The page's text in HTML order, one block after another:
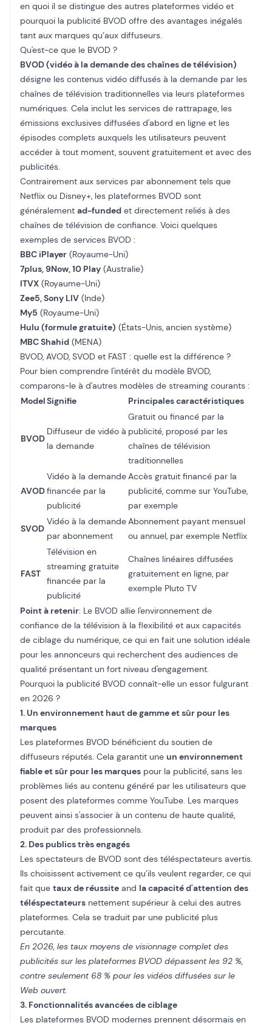
en quoi il se distingue des autres plateformes vidéo et
pourquoi la publicité BVOD offre des avantages inégalés
tant aux marques qu’aux diffuseurs.
Qu'est-ce que le BVOD ?
BVOD (vidéo à la demande des chaînes de télévision)
désigne les contenus vidéo diffusés à la demande par les
chaînes de télévision traditionnelles via leurs plateformes
numériques. Cela inclut les services de rattrapage, les
émissions exclusives diffusées d'abord en ligne et les
épisodes complets auxquels les utilisateurs peuvent
accéder à tout moment, souvent gratuitement et avec des
publicités.
Contrairement aux services par abonnement tels que
Netflix ou Disney+, les plateformes BVOD sont
généralement ad-funded et directement reliés à des
chaînes de télévision de confiance. Voici quelques
exemples de services BVOD :
BBC iPlayer (Royaume-Uni)
7plus, 9Now, 10 Play (Australie)
ITVX (Royaume-Uni)
Zee5, Sony LIV (Inde)
My5 (Royaume-Uni)
Hulu (formule gratuite) (États-Unis, ancien système)
MBC Shahid (MENA)
BVOD, AVOD, SVOD et FAST : quelle est la différence ?
Pour bien comprendre l'intérêt du modèle BVOD,
comparons-le à d'autres modèles de streaming courants :
ModelSignifie Principales caractéristiques
BVOD
Diffuseur de vidéo à
la demande
Gratuit ou financé par la
publicité, proposé par les
chaînes de télévision
traditionnelles
AVOD
Vidéo à la demande
financée par la
publicité
Accès gratuit financé par la
publicité, comme sur YouTube,
par exemple
SVOD
Vidéo à la demande
par abonnement
Abonnement payant mensuel
ou annuel, par exemple Netflix
FAST
Télévision en
streaming gratuite
financée par la
publicité
Chaînes linéaires diffusées
gratuitement en ligne, par
exemple Pluto TV
Point à retenir: Le BVOD allie l'environnement de
confiance de la télévision à la flexibilité et aux capacités
de ciblage du numérique, ce qui en fait une solution idéale
pour les annonceurs qui recherchent des audiences de
qualité présentant un fort niveau d'engagement.
Pourquoi la publicité BVOD connaît-elle un essor fulgurant
en 2026 ?
1. Un environnement haut de gamme et sûr pour les
marques
Les plateformes BVOD bénéficient du soutien de
diffuseurs réputés. Cela garantit une un environnement
fiable et sûr pour les marques pour la publicité, sans les
problèmes liés au contenu généré par les utilisateurs que
posent des plateformes comme YouTube. Les marques
peuvent ainsi s'associer à un contenu de haute qualité,
produit par des professionnels.
2. Des publics très engagés
Les spectateurs de BVOD sont des téléspectateurs avertis.
Ils choisissent activement ce qu’ils veulent regarder, ce qui
fait que taux de réussite and la capacité d'attention des
téléspectateurs nettement supérieur à celui des autres
plateformes. Cela se traduit par une publicité plus
percutante.
En 2026, les taux moyens de visionnage complet des
publicités sur les plateformes BVOD dépassent les 92 %,
contre seulement 68 % pour les vidéos diffusées sur le
Web ouvert.
3. Fonctionnalités avancées de ciblage
Les plateformes BVOD modernes prennent désormais en